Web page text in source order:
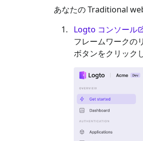
あなたのTraditional
Logto コンソール
フレームワークの
ボタンをクリック